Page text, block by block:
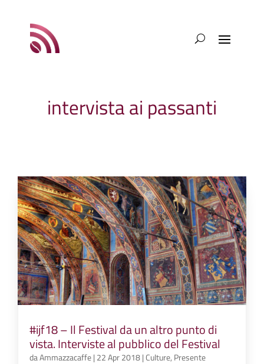
intervista ai passanti
#ijf18 – Il Festival da un altro punto di
vista. Interviste al pubblico del Festival
daAmmazzacaffe| 22 Apr 2018|Culture, Presente